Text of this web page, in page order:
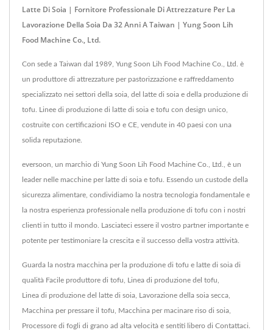
Latte Di Soia | Fornitore Professionale Di Attrezzature Per La
Lavorazione Della Soia Da 32 Anni A Taiwan | Yung Soon Lih
Food Machine Co., Ltd.
Con sede a Taiwan dal 1989, Yung Soon Lih Food Machine Co., Ltd. è
un produttore di attrezzature per pastorizzazione e raffreddamento
specializzato nei settori della soia, del latte di soia e della produzione di
tofu. Linee di produzione di latte di soia e tofu con design unico,
costruite con certificazioni ISO e CE, vendute in 40 paesi con una
solida reputazione.
eversoon, un marchio di Yung Soon Lih Food Machine Co., Ltd., è un
leader nelle macchine per latte di soia e tofu. Essendo un custode della
sicurezza alimentare, condividiamo la nostra tecnologia fondamentale e
la nostra esperienza professionale nella produzione di tofu con i nostri
clienti in tutto il mondo. Lasciateci essere il vostro partner importante e
potente per testimoniare la crescita e il successo della vostra attività.
Guarda la nostra macchina per la produzione di tofu e latte di soia di
qualità Facile produttore di tofu Linea di produzione del tofu
Linea di produzione del latte di soia Lavorazione della soia secca
Macchina per pressare il tofu Macchina per macinare riso di soia
Processore di fogli di grano ad alta velocità e sentiti libero di Contattaci